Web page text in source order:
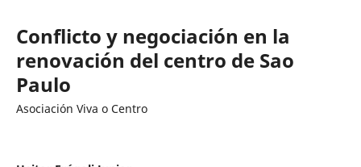
Conflicto y negociación en la
renovación del centro de Sao
Paulo
Asociación Viva o Centro